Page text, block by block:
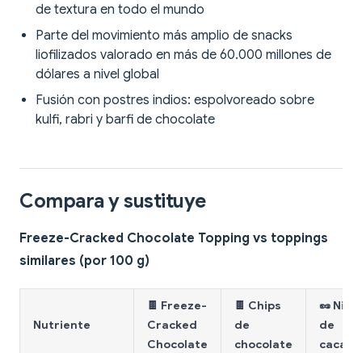
de textura en todo el mundo
Parte del movimiento más amplio de snacks
liofilizados valorado en más de 60.000 millones de
dólares a nivel global
Fusión con postres indios: espolvoreado sobre
kulfi, rabri y barfi de chocolate
Compara y sustituye
Freeze-Cracked Chocolate Topping vs toppings
similares (por 100 g)
Nutriente
🍫 Freeze-
Cracked
Chocolate
🍫 Chips
de
chocolate
🥜 Nibs
de
cacao